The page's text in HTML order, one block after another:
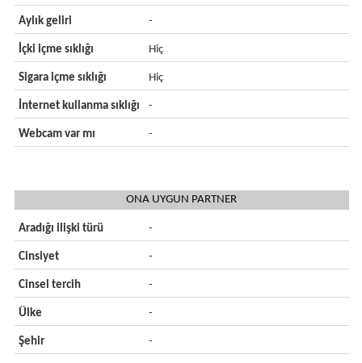
Aylık geliri -
İçki içme sıklığı Hiç
Sigara içme sıklığı Hiç
İnternet kullanma sıklığı -
Webcam var mı -
ONA UYGUN PARTNER
Aradığı ilişki türü -
Cinsiyet -
Cinsel tercih -
Ülke -
Şehir -